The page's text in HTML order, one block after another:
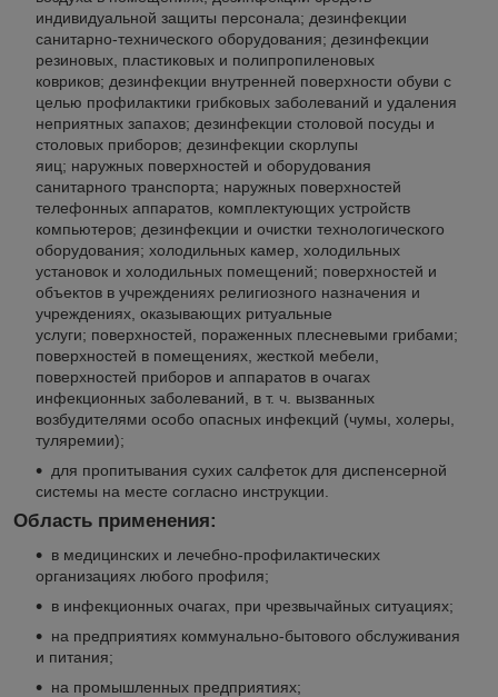
индивидуальной защиты персонала; дезинфекции
санитарно-технического оборудования; дезинфекции
резиновых, пластиковых и полипропиленовых
ковриков; дезинфекции внутренней поверхности обуви с
целью профилактики грибковых заболеваний и удаления
неприятных запахов; дезинфекции столовой посуды и
столовых приборов; дезинфекции скорлупы
яиц; наружных поверхностей и оборудования
санитарного транспорта; наружных поверхностей
телефонных аппаратов, комплектующих устройств
компьютеров; дезинфекции и очистки технологического
оборудования; холодильных камер, холодильных
установок и холодильных помещений; поверхностей и
объектов в учреждениях религиозного назначения и
учреждениях, оказывающих ритуальные
услуги; поверхностей, пораженных плесневыми грибами;
поверхностей в помещениях, жесткой мебели,
поверхностей приборов и аппаратов в очагах
инфекционных заболеваний, в т. ч. вызванных
возбудителями особо опасных инфекций (чумы, холеры,
туляремии);
для пропитывания сухих салфеток для диспенсерной
системы на месте согласно инструкции.
Область применения:
в медицинских и лечебно-профилактических
организациях любого профиля;
в инфекционных очагах, при чрезвычайных ситуациях;
на предприятиях коммунально-бытового обслуживания
и питания;
на промышленных предприятиях;